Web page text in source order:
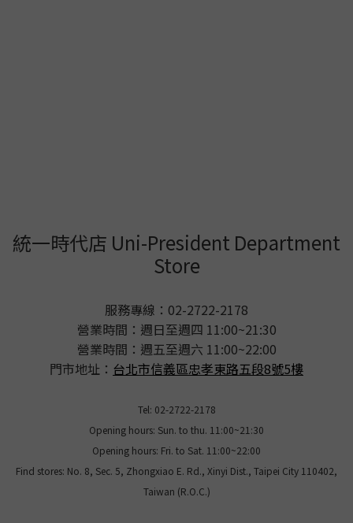
統一時代店 Uni-President Department
Store
服務專線：02-2722-2178
營業時間：週日至週四 11:00~21:30
營業時間：週五至週六 11:00~22:00
門市地址： 台北市信義區忠孝東路五段8號5樓
Tel: 02-2722-2178
Opening hours: Sun. to thu. 11:00~21:30
Opening hours: Fri. to Sat. 11:00~22:00
Find stores: No. 8, Sec. 5, Zhongxiao E. Rd., Xinyi Dist., Taipei City 110402,
Taiwan (R.O.C.)